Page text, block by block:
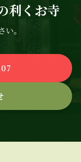
利くお寺
。